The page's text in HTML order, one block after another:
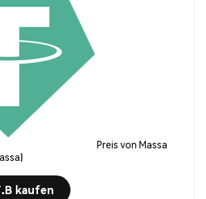
Preis von Massa
kaufen